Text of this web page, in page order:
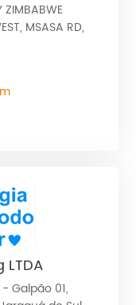
ZIMBABWE
MSASA RD,
LTDA
Galpão 01,